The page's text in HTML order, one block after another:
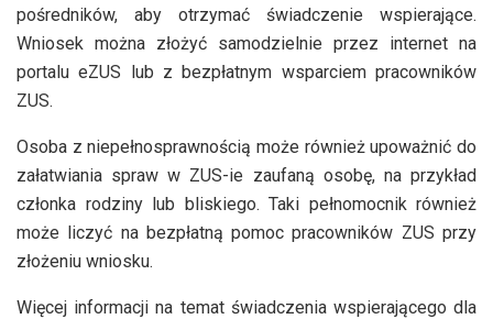
pośredników, aby otrzymać świadczenie wspierające.
Wniosek można złożyć samodzielnie przez internet na
portalu eZUS lub z bezpłatnym wsparciem pracowników
ZUS.
Osoba z niepełnosprawnością może również upoważnić do
załatwiania spraw w ZUS-ie zaufaną osobę, na przykład
członka rodziny lub bliskiego. Taki pełnomocnik również
może liczyć na bezpłatną pomoc pracowników ZUS przy
złożeniu wniosku.
Więcej informacji na temat świadczenia wspierającego dla